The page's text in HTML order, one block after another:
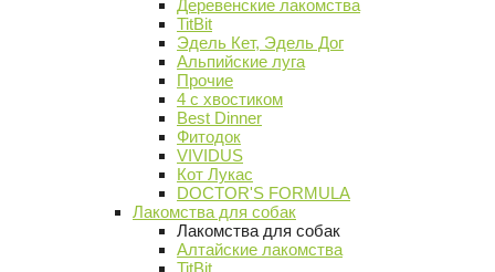
Деревенские лакомства
TitBit
Эдель Кет, Эдель Дог
Альпийские луга
Прочие
4 с хвостиком
Best Dinner
Фитодок
VIVIDUS
Кот Лукас
DOCTOR'S FORMULA
Лакомства для собак
Лакомства для собак
Алтайские лакомства
TitBit